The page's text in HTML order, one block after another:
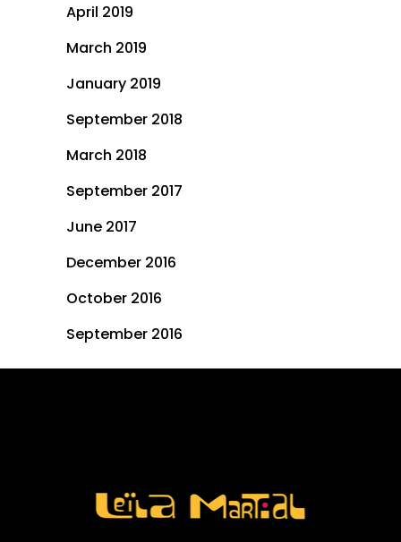
April 2019
March 2019
January 2019
September 2018
March 2018
September 2017
June 2017
December 2016
October 2016
September 2016